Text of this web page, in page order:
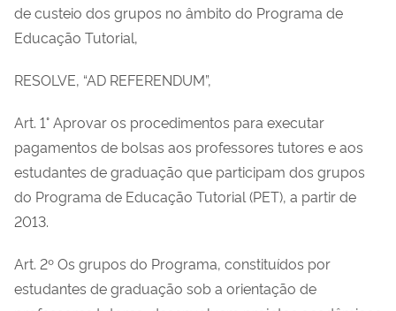
de custeio dos grupos no âmbito do Programa de
Educação Tutorial,
RESOLVE, “AD REFERENDUM”,
Art. 1° Aprovar os procedimentos para executar
pagamentos de bolsas aos professores tutores e aos
estudantes de graduação que participam dos grupos
do Programa de Educação Tutorial (PET), a partir de
2013.
Art. 2º Os grupos do Programa, constituídos por
estudantes de graduação sob a orientação de